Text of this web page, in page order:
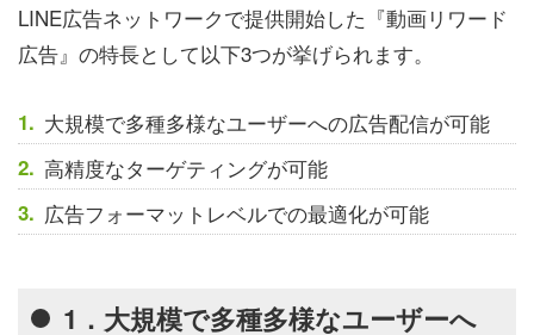
LINE広告ネットワークで提供開始した『動画リワード
広告』の特長として以下3つが挙げられます。
大規模で多種多様なユーザーへの広告配信が可能
高精度なターゲティングが可能
広告フォーマットレベルでの最適化が可能
1．大規模で多種多様なユーザーへ